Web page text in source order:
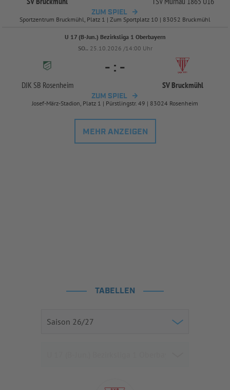
ZUM SPIEL
Sportzentrum Bruckmühl, Platz 1 | Zum Sportplatz 10 | 83052 Bruckmühl
U 17 (B-Jun.) Bezirksliga 1 Oberbayern
SO.. 25.10.2026 /14:00 Uhr
DJK SB Rosenheim
- : -
SV Bruckmühl
ZUM SPIEL
Josef-März-Stadion, Platz 1 | Pürstlingstr. 49 | 83024 Rosenheim
MEHR ANZEIGEN
TABELLEN